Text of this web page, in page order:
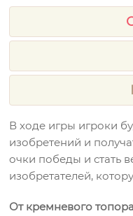
В ходе игры игроки
изобретений и
очки победы и стать
изобретателей,
От кремневого